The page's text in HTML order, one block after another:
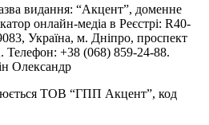
видання: “Акцент”, доменне
онлайн-медіа в Реєстрі: R40-
Україна, м. Дніпро, проспект
+38 (068) 859-24-88.
Олександр
ТОВ “ГПП Акцент”, код